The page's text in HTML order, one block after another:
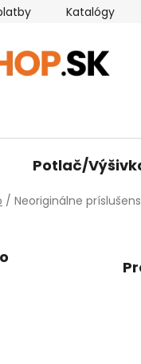
Katalógy
Potlač/
/ Neoriginálne